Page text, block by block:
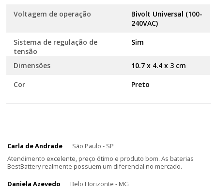
Voltagem de operação
Bivolt Universal (100-
240VAC)
Sistema de regulação de
tensão
Sim
Dimensões 10.7 x 4.4 x 3 cm
Cor Preto
Carla de Andrade
São Paulo - SP
Atendimento excelente, preço ótimo e produto bom. As baterias
BestBattery realmente possuem um diferencial no mercado.
Daniela Azevedo
Belo Horizonte - MG